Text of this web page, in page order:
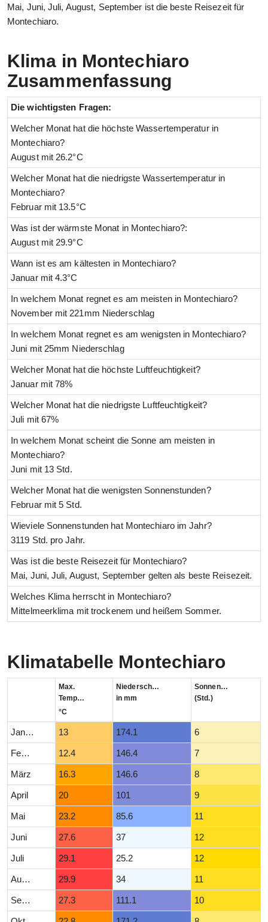
Mai, Juni, Juli, August, September ist die beste Reisezeit für
Montechiaro.
Klima in Montechiaro
Zusammenfassung
Die wichtigsten Fragen:
Welcher Monat hat die höchste Wassertemperatur in
Montechiaro?
August mit 26.2°C
Welcher Monat hat die niedrigste Wassertemperatur in
Montechiaro?
Februar mit 13.5°C
Was ist der wärmste Monat in Montechiaro?:
August mit 29.9°C
Wann ist es am kältesten in Montechiaro?
Januar mit 4.3°C
In welchem Monat regnet es am meisten in Montechiaro?
November mit 221mm Niederschlag
In welchem Monat regnet es am wenigsten in Montechiaro?
Juni mit 25mm Niederschlag
Welcher Monat hat die höchste Luftfeuchtigkeit?
Januar mit 78%
Welcher Monat hat die niedrigste Luftfeuchtigkeit?
Juli mit 67%
In welchem Monat scheint die Sonne am meisten in
Montechiaro?
Juni mit 13 Std.
Welcher Monat hat die wenigsten Sonnenstunden?
Februar mit 5 Std.
Wieviele Sonnenstunden hat Montechiaro im Jahr?
3119 Std. pro Jahr.
Was ist die beste Reisezeit für Montechiaro?
Mai, Juni, Juli, August, September gelten als beste Reisezeit.
Welches Klima herrscht in Montechiaro?
Mittelmeerklima mit trockenem und heißem Sommer.
Klimatabelle Montechiaro
Max.
Temperatur
°C
Niederschlag
in mm
Sonnenstunden
(Std.)
Januar 13 174.1 6
Februar 12.4 146.4 7
März 16.3 146.6 8
April 20 101 9
Mai 23.2 85.6 11
Juni 27.6 37 12
Juli 29.1 25.2 12
August 29.9 34 11
September 27.3 111.1 10